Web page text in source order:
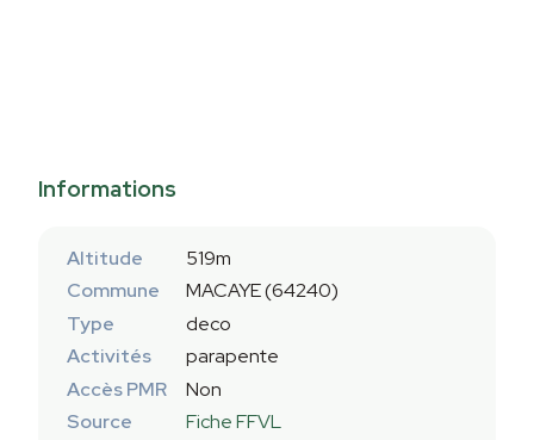
Informations
Altitude
519m
Commune
MACAYE (64240)
Type
deco
Activités
parapente
Accès PMR
Non
Source
Fiche FFVL